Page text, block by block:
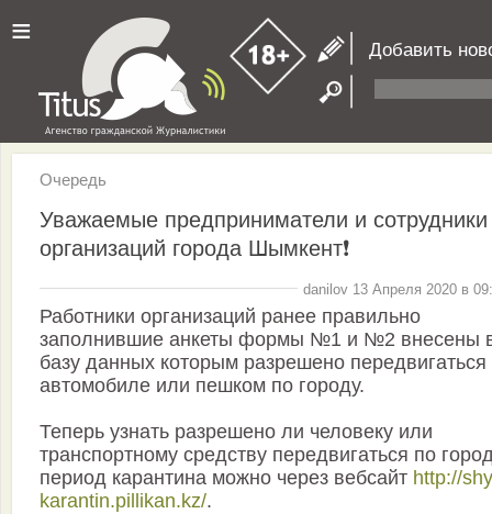
≡ Добавить
Очередь
Уважаемые предприниматели и сотрудники
организаций города Шымкент❗
danilov 13 Апреля 2020 в
Работники организаций ранее правильно
заполнившие анкеты формы №1 и №2 внесены
базу данных которым разрешено передвигаться
автомобиле или пешком по городу.
Теперь узнать разрешено ли человеку или
транспортному средству передвигаться по
период карантина можно через вебсайт http://
karantin.pillikan.kz/.